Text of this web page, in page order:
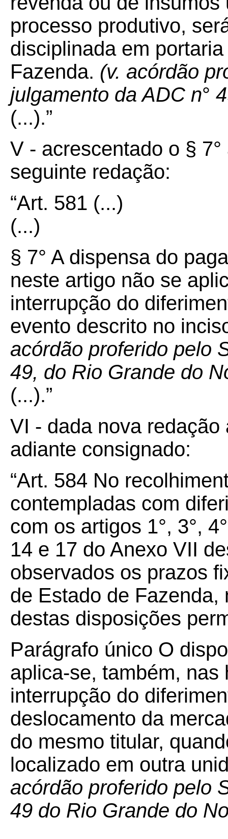
processo produtivo,
disciplinada em
Fazenda. (v. acórdão
julgamento da ADC n°
(...).”
V - acrescentado o §
seguinte redação:
“Art. 581 (...)
(...)
§ 7° A dispensa do
neste artigo não se
interrupção do
evento descrito no
acórdão proferido pelo
49, do Rio Grande do
(...).”
VI - dada nova
adiante consignado:
“Art. 584 No
contempladas com
com os artigos 1°, 3°,
14 e 17 do Anexo VII
observados os prazos
de Estado de
destas disposições
Parágrafo único O
aplica-se, também,
interrupção do
deslocamento da
do mesmo titular,
localizado em outra
acórdão proferido pelo
49 do Rio Grande do